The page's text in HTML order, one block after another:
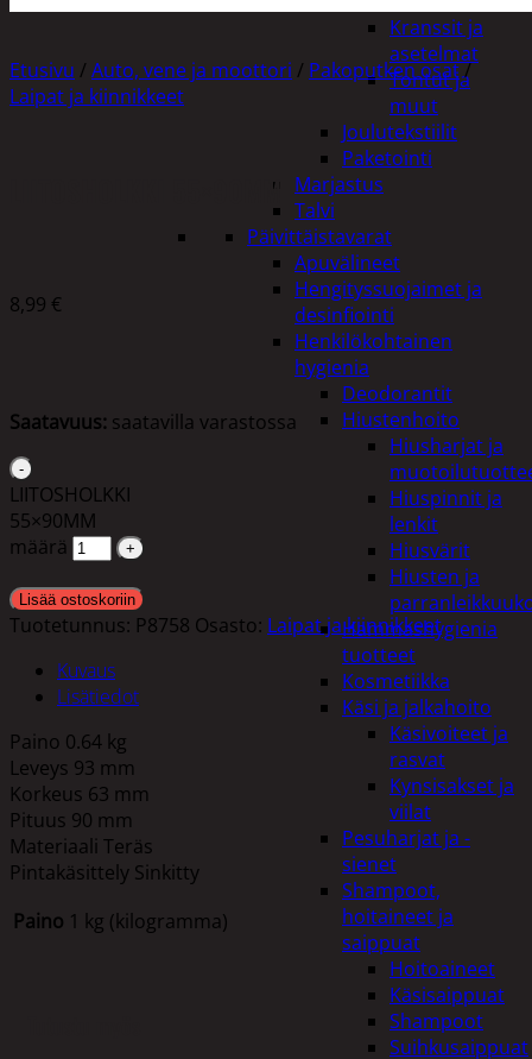
Kranssit ja
asetelmat
Tontut ja
muut
Joulutekstiilit
Paketointi
Marjastus
Talvi
Päivittäistavarat
Apuvälineet
Hengityssuojaimet ja
desinfiointi
Henkilökohtainen
hygienia
Deodorantit
Hiustenhoito
Hiusharjat ja
Hiuspinnit ja
lenkit
Hiusvärit
Hiusten ja
Hammashygienia
tuotteet
Kosmetiikka
Käsi ja jalkahoito
Käsivoiteet ja
rasvat
Kynsisakset ja
viilat
Pesuharjat ja -
sienet
Shampoot,
hoitaineet ja
saippuat
Hoitoaineet
Käsisaippuat
Shampoot
Suihkusaippuat
Etusivu / Auto, vene ja moottori / Pakoputken osat/
Laipat ja kiinnikkeet
LIITOSHOLKKI 55×90MM
8,99 €
Saatavuus: saatavilla varastossa
LIITOSHOLKKI
55×90MM
määrä
Lisää ostoskoriin
Tuotetunnus: P8758 Osasto: Laipat ja kiinnikkeet
Kuvaus
Lisätiedot
Paino 0.64 kg
Leveys 93 mm
Korkeus 63 mm
Pituus 90 mm
Materiaali Teräs
Pintakäsittely Sinkitty
Paino 1 kg (kilogramma)